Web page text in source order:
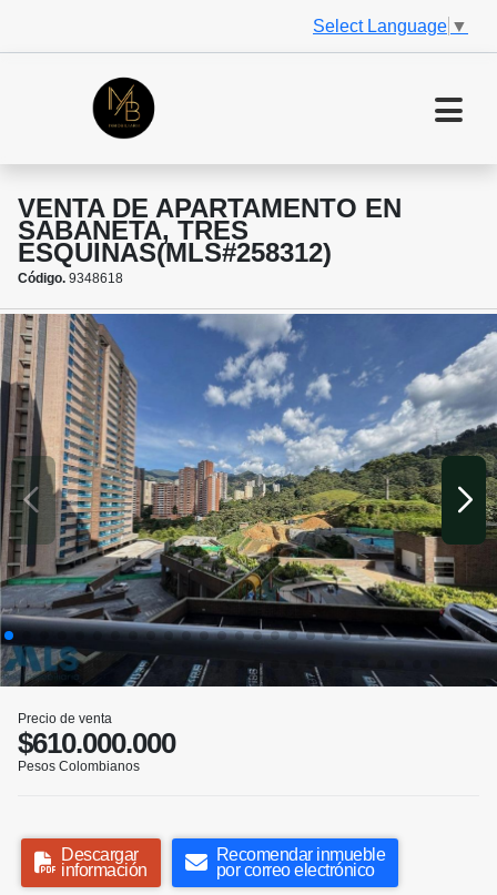
Select Language ▼
VENTA DE APARTAMENTO EN
SABANETA, TRES
ESQUINAS(MLS#258312)
Código. 9348618
Precio de venta
$610.000.000
Pesos Colombianos
Descargar
información
Recomendar inmueble
por correo electrónico